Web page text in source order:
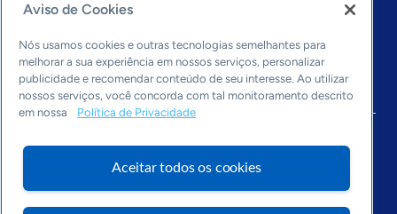
Economia & Política
Inovação & Tecnologia
Cultura empreendedora
Dados
Arquivo
Aviso de Cookies
Nós usamos cookies e outras tecnologias semelhantes para
melhorar a sua experiência em nossos serviços, personalizar
publicidade e recomendar conteúdo de seu interesse. Ao utilizar
nossos serviços, você concorda com tal monitoramento descrito
em nossa
Política de Privacidade
Aceitar todos os cookies